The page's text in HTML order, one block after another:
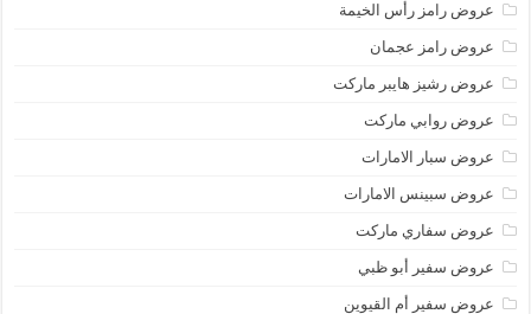
عروض رامز رأس الخيمة
عروض رامز عجمان
عروض رشيز هايبر ماركت
عروض روابي ماركت
عروض سبار الامارات
عروض سبينس الامارات
عروض سفاري ماركت
عروض سفير أبو ظبي
عروض سفير أم القيوين